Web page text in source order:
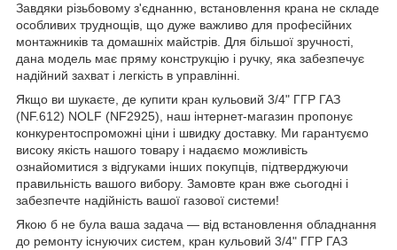
Завдяки різьбовому з'єднанню, встановлення крана не складе
особливих труднощів, що дуже важливо для професійних
монтажників та домашніх майстрів. Для більшої зручності,
дана модель має пряму конструкцію і ручку, яка забезпечує
надійний захват і легкість в управлінні.
Якщо ви шукаєте, де купити кран кульовий 3/4" ГГР ГАЗ
(NF.612) NOLF (NF2925), наш інтернет-магазин пропонує
конкурентоспроможні ціни і швидку доставку. Ми гарантуємо
високу якість нашого товару і надаємо можливість
ознайомитися з відгуками інших покупців, підтверджуючи
правильність вашого вибору. Замовте кран вже сьогодні і
забезпечте надійність вашої газової системи!
Якою б не була ваша задача — від встановлення обладнання
до ремонту існуючих систем, кран кульовий 3/4" ГГР ГАЗ